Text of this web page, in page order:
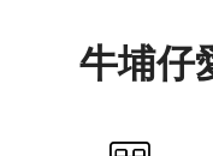
牛埔仔